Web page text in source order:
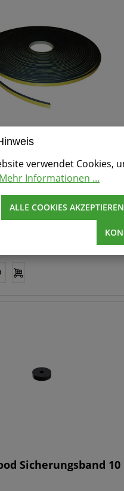
Stck.
Sicherungsband 10
verwendet Cookies,
Mehr Informationen ...
ALLE COOKIES AKZEPTIEREN